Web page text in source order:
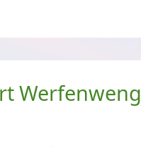
Werfenweng